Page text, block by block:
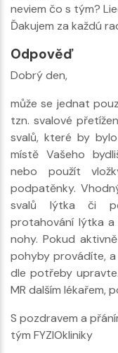
neviem čo s tým?
Ďakujem za každú
Odpověď
Dobrý den,
může se jednat
tzn. svalové
svalů, které by
místě Vašeho
nebo použít
podpatěnky.
svalů lýtka či
protahování lýtka
nohy. Pokud
pohyby provádíte,
dle potřeby
MR dalším lékařem,
S pozdravem a
tým FYZIOkliniky